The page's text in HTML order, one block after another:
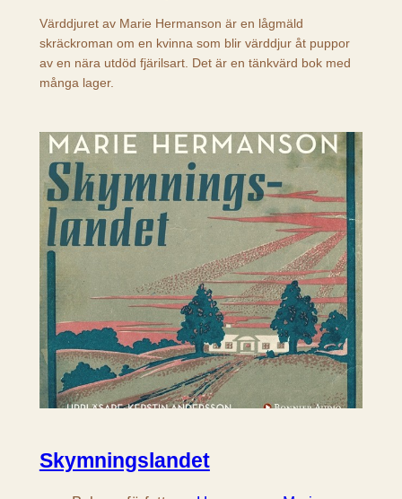
Värddjuret av Marie Hermanson är en lågmäld
skräckroman om en kvinna som blir värddjur åt puppor
av en nära utdöd fjärilsart. Det är en tänkvärd bok med
många lager.
Skymningslandet